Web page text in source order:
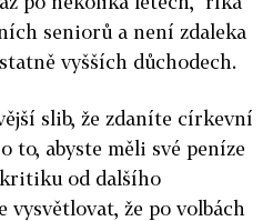
seniorů a není zdaleka
vyšších důchodech.
slib, že zdaníte církevní
to, abyste měli své peníze
kritiku od dalšího
vysvětlovat, že po volbách